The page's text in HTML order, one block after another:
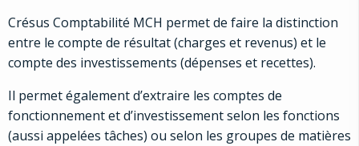
Crésus Comptabilité MCH permet de faire la distinction
entre le compte de résultat (charges et revenus) et le
compte des investissements (dépenses et recettes).
Il permet également d’extraire les comptes de
fonctionnement et d’investissement selon les fonctions
(aussi appelées tâches) ou selon les groupes de matières